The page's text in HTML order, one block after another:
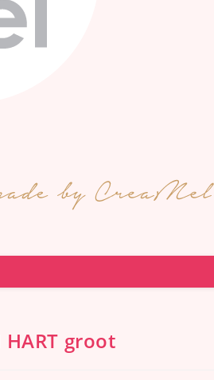
HART groot